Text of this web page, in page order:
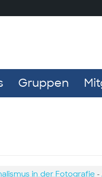
Gruppen
in der Fotografie-